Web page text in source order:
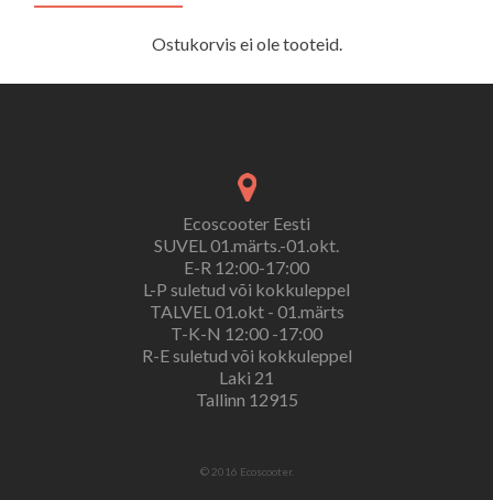
Ostukorvis ei ole tooteid.
Ecoscooter Eesti
SUVEL 01.märts.-01.okt.
E-R 12:00-17:00
L-P suletud või kokkuleppel
TALVEL 01.okt - 01.märts
T-K-N 12:00 -17:00
R-E suletud või kokkuleppel
Laki 21
Tallinn 12915
© 2016 Ecoscooter.